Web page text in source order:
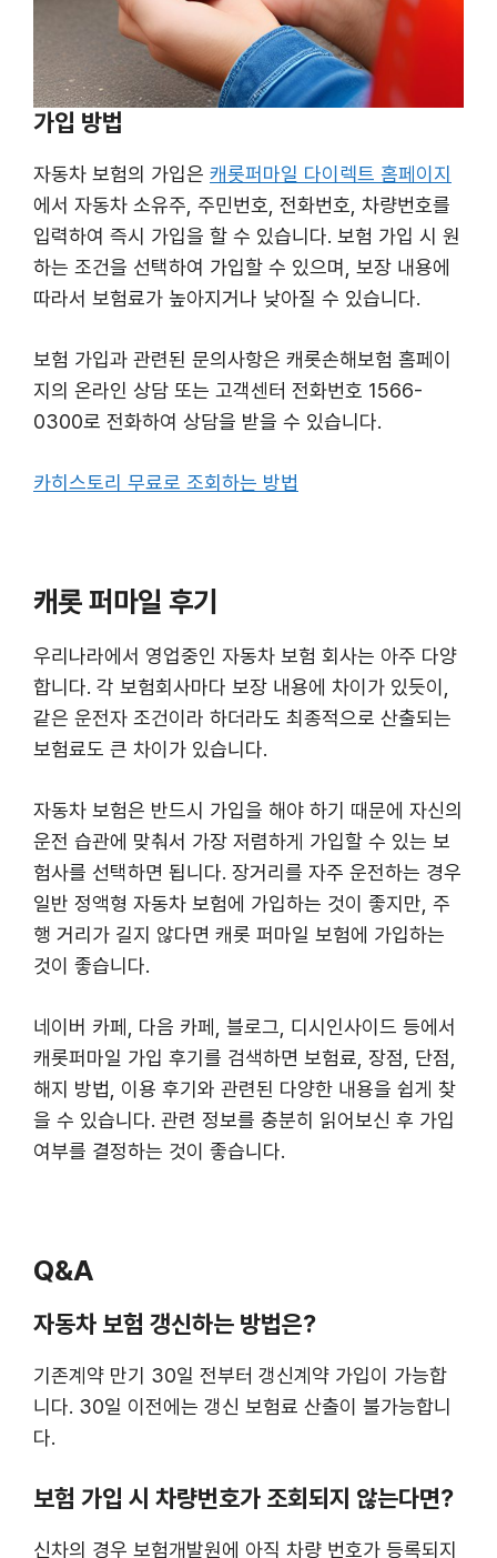
가입 방법
자동차 보험의 가입은 캐롯퍼마일 다이렉트 홈페이지
에서 자동차 소유주, 주민번호, 전화번호, 차량번호를
입력하여 즉시 가입을 할 수 있습니다. 보험 가입 시 원
하는 조건을 선택하여 가입할 수 있으며, 보장 내용에
따라서 보험료가 높아지거나 낮아질 수 있습니다.
보험 가입과 관련된 문의사항은 캐롯손해보험 홈페이
지의 온라인 상담 또는 고객센터 전화번호 1566-
0300로 전화하여 상담을 받을 수 있습니다.
카히스토리 무료로 조회하는 방법
캐롯 퍼마일 후기
우리나라에서 영업중인 자동차 보험 회사는 아주 다양
합니다. 각 보험회사마다 보장 내용에 차이가 있듯이,
같은 운전자 조건이라 하더라도 최종적으로 산출되는
보험료도 큰 차이가 있습니다.
자동차 보험은 반드시 가입을 해야 하기 때문에 자신의
운전 습관에 맞춰서 가장 저렴하게 가입할 수 있는 보
험사를 선택하면 됩니다. 장거리를 자주 운전하는 경우
일반 정액형 자동차 보험에 가입하는 것이 좋지만, 주
행 거리가 길지 않다면 캐롯 퍼마일 보험에 가입하는
것이 좋습니다.
네이버 카페, 다음 카페, 블로그, 디시인사이드 등에서
캐롯퍼마일 가입 후기를 검색하면 보험료, 장점, 단점,
해지 방법, 이용 후기와 관련된 다양한 내용을 쉽게 찾
을 수 있습니다. 관련 정보를 충분히 읽어보신 후 가입
여부를 결정하는 것이 좋습니다.
Q&A
자동차 보험 갱신하는 방법은?
기존계약 만기 30일 전부터 갱신계약 가입이 가능합
니다. 30일 이전에는 갱신 보험료 산출이 불가능합니
다.
보험 가입 시 차량번호가 조회되지 않는다면?
신차의 경우 보험개발원에 아직 차량 번호가 등록되지